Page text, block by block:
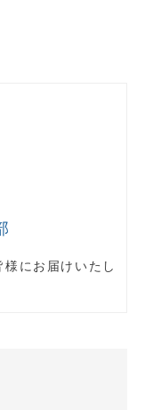
にお届けいたし